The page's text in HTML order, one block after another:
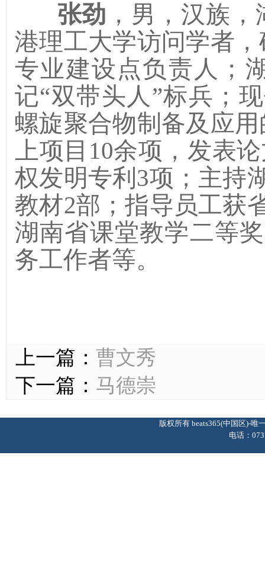
张劲 ，男，汉族
港理工大学访问学者
专业建设点负责人；
记“双带头人”标兵；
螺旋聚合物制备及应
上项目10余项，发表
权发明专利3项；主持
教材2部；指导员工获
湖南省课堂教学二等
务工作者等。
上一篇： 曹文秀
下一篇： 马德崇
版权所有 beats365(中国区)-
电话：